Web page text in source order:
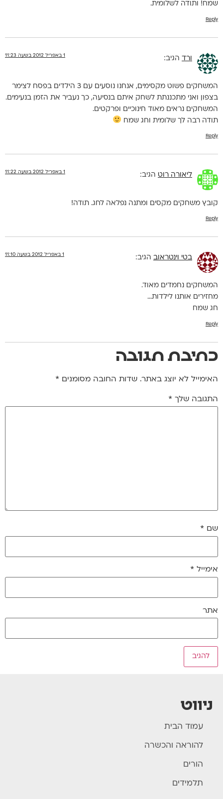
שמח! ותודה לשלומית.
Reply
ורד הגיב: 1 באפריל 2012 בשעה 11:23
המשחקים פשוט מקסימים, אנחנו נוסעים עם 3 הילדים בפסח לצימר
בצפון ואני מתכננתת לשחק איתם בנסיעה, כך נעביר את הזמן בנעימים.
המשחקים נראים מאוד חינוכיים ופרקטים.
תודה רבה לך שלומית וחג שמח
Reply
ליאורה רוט הגיב: 1 באפריל 2012 בשעה 11:22
קובץ משחקים מקסים ומתנה נפלאה לחג. תודה!
Reply
בטי וינטראוב הגיב: 1 באפריל 2012 בשעה 11:10
המשחקים נחמדים מאוד.
מחזירים אותנו לילדות…
חג שמח
Reply
כתיבת תגובה
האימייל לא יוצג באתר. שדות החובה מסומנים *
התגובה שלך *
שם *
אימייל *
אתר
ניווט
עמוד הבית
להוראה והכשרה
הורים
תלמידים